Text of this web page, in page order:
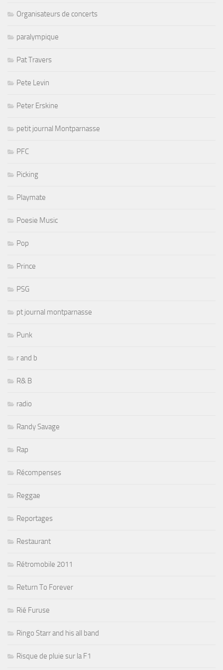
Organisateurs de concerts
paralympique
Pat Travers
Pete Levin
Peter Erskine
petit journal Montparnasse
PFC
Picking
Playmate
Poesie Music
Pop
Prince
PSG
pt journal montparnasse
Punk
r and b
R& B
radio
Randy Savage
Rap
Récompenses
Reggae
Reportages
Restaurant
Rétromobile 2011
Return To Forever
Rié Furuse
Ringo Starr and his all band
Risque de pluie sur la F1